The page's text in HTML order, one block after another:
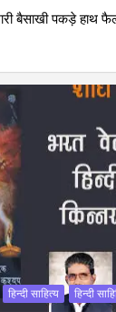
बैसाखी पकड़े हाथ
हिन्दी साहित्य हिन्दी